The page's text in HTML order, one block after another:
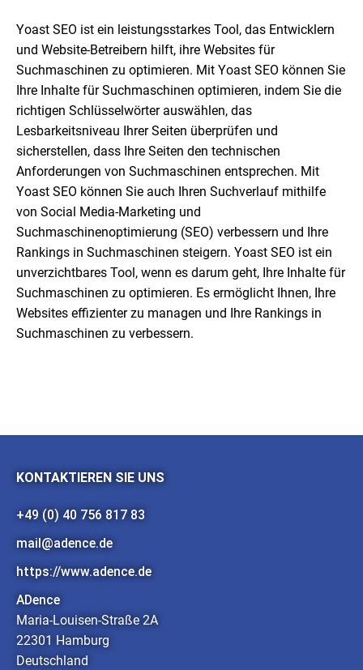
Yoast SEO ist ein leistungsstarkes Tool, das Entwicklern
und Website-Betreibern hilft, ihre Websites für
Suchmaschinen zu optimieren. Mit Yoast SEO können Sie
Ihre Inhalte für Suchmaschinen optimieren, indem Sie die
richtigen Schlüsselwörter auswählen, das
Lesbarkeitsniveau Ihrer Seiten überprüfen und
sicherstellen, dass Ihre Seiten den technischen
Anforderungen von Suchmaschinen entsprechen. Mit
Yoast SEO können Sie auch Ihren Suchverlauf mithilfe
von Social Media-Marketing und
Suchmaschinenoptimierung (SEO) verbessern und Ihre
Rankings in Suchmaschinen steigern. Yoast SEO ist ein
unverzichtbares Tool, wenn es darum geht, Ihre Inhalte für
Suchmaschinen zu optimieren. Es ermöglicht Ihnen, Ihre
Websites effizienter zu managen und Ihre Rankings in
Suchmaschinen zu verbessern.
KONTAKTIEREN SIE UNS
+49 (0) 40 756 817 83
mail@adence.de
https://www.adence.de
ADence
Maria-Louisen-Straße 2A
22301 Hamburg
Deutschland